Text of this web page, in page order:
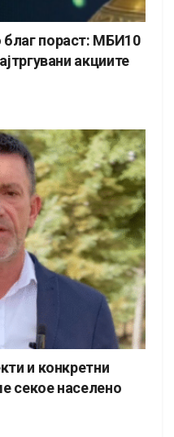
благ пораст: МБИ10
акциите
и конкретни
секое населено